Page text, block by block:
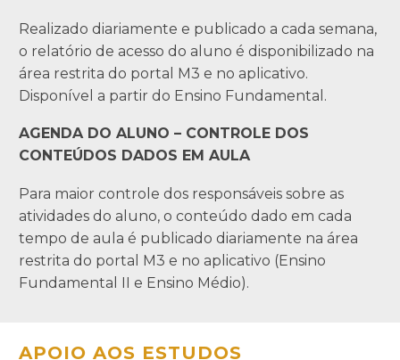
Realizado diariamente e publicado a cada semana,
o relatório de acesso do aluno é disponibilizado na
área restrita do portal M3 e no aplicativo.
Disponível a partir do Ensino Fundamental.
AGENDA DO ALUNO – CONTROLE DOS
CONTEÚDOS DADOS EM AULA
Para maior controle dos responsáveis sobre as
atividades do aluno, o conteúdo dado em cada
tempo de aula é publicado diariamente na área
restrita do portal M3 e no aplicativo (Ensino
Fundamental II e Ensino Médio).
APOIO AOS ESTUDOS